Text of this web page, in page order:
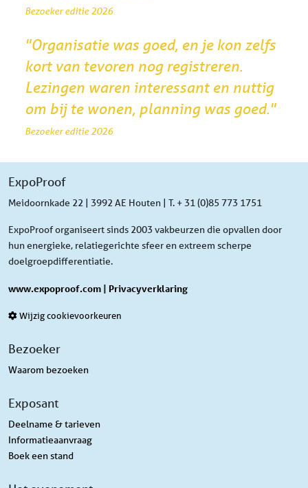
Bezoeker editie 2026
"Organisatie was goed, en je kon zelfs
kort van tevoren nog registreren.
Lezingen waren interessant en nuttig
om bij te wonen, planning was goed."
Bezoeker editie 2026
ExpoProof
Meidoornkade 22 | 3992 AE Houten | T. + 31 (0)85 773 1751
ExpoProof organiseert sinds 2003 vakbeurzen die opvallen door
hun energieke, relatiegerichte sfeer en extreem scherpe
doelgroepdifferentiatie.
www.expoproof.com | Privacyverklaring
Wijzig cookievoorkeuren
Bezoeker
Waarom bezoeken
Exposant
Deelname & tarieven
Informatieaanvraag
Boek een stand